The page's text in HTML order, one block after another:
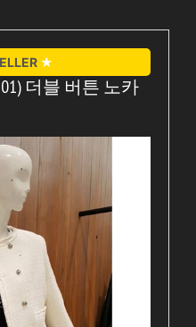
★
더블 버튼 노카